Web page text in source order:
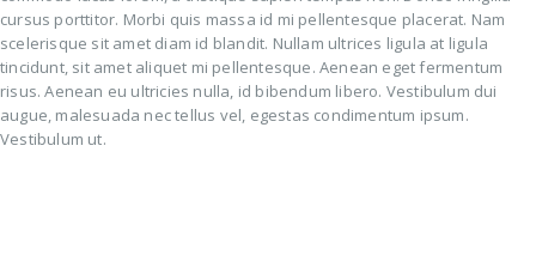
cursus porttitor. Morbi quis massa id mi pellentesque placerat. Nam
scelerisque sit amet diam id blandit. Nullam ultrices ligula at ligula
tincidunt, sit amet aliquet mi pellentesque. Aenean eget fermentum
risus. Aenean eu ultricies nulla, id bibendum libero. Vestibulum dui
augue, malesuada nec tellus vel, egestas condimentum ipsum.
Vestibulum ut.